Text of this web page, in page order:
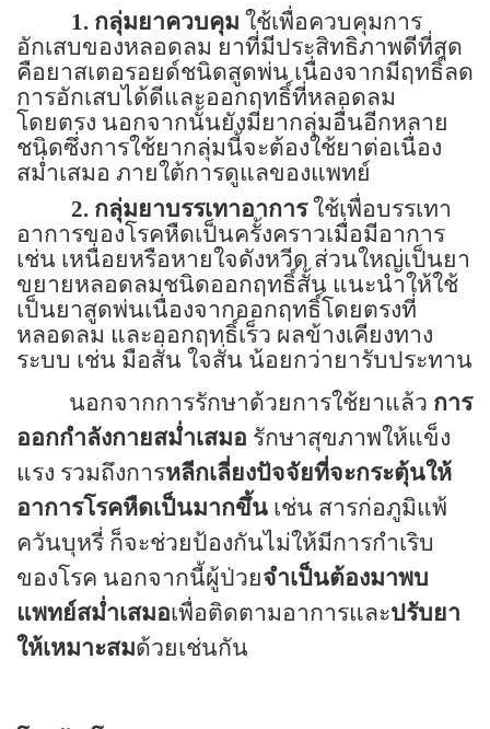
1. กลุ่มยาควบคุม ใช้เพื่อควบคุมการ
อักเสบของหลอดลม ยาที่มีประสิทธิภาพดีที่สุด
คือยาสเตอรอยด์ชนิดสูดพ่น เนื่องจากมีฤทธิ์ลด
การอักเสบได้ดีและออกฤทธิ์ที่หลอดลม
โดยตรง นอกจากนั้นยังมียากลุ่มอื่นอีกหลาย
ชนิดซึ่งการใช้ยากลุ่มนี้จะต้องใช้ยาต่อเนื่อง
สม่ำเสมอ ภายใต้การดูแลของแพทย์
2. กลุ่มยาบรรเทาอาการใช้เพื่อบรรเทา
อาการของโรคหืดเป็นครั้งคราวเมื่อมีอาการ
เช่น เหนื่อยหรือหายใจดังหวีด ส่วนใหญ่เป็นยา
ขยายหลอดลมชนิดออกฤทธิ์สั้น แนะนำให้ใช้
เป็นยาสูดพ่นเนื่องจากออกฤทธิ์โดยตรงที่
หลอดลม และออกฤทธิ์เร็ว ผลข้างเคียงทาง
ระบบ เช่น มือสั่น ใจสั่น น้อยกว่ายารับประทาน
นอกจากการรักษาด้วยการใช้ยาแล้ว การ
ออกกำลังกายสม่ำเสมอ รักษาสุขภาพให้แข็ง
แรง รวมถึงการหลีกเลี่ยงปัจจัยที่จะกระตุ้นให้
อาการโรคหืดเป็นมากขึ้น เช่น สารก่อภูมิแพ้
ควันบุหรี่ ก็จะช่วยป้องกันไม่ให้มีการกำเริบ
ของโรค นอกจากนี้ผู้ป่วยจำเป็นต้องมาพบ
แพทย์สม่ำเสมอเพื่อติดตามอาการและปรับยา
ให้เหมาะสมด้วยเช่นกัน